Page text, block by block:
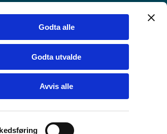
Godta alle
Godta utvalde
Avvis alle